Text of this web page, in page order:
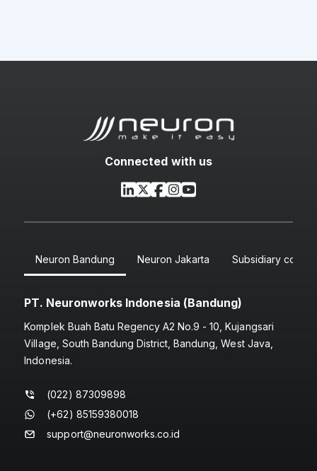
Connected with us
Neuron Bandung Neuron Jakarta Subsidiary
PT. Neuronworks Indonesia (Bandung)
Komplek Buah Batu Regency A2 No.9 - 10, Kujangsari
Village, South Bandung District, Bandung, West Java,
Indonesia.
(022) 87309898
(+62) 85159380018
support@neuronworks.co.id